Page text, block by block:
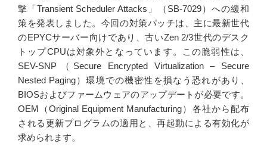
撃「Transient Scheduler Attacks」（SB-7029）への緩和
策を発表しました。今回の対策パッチは、主に最新世代
のEPYCサーバー向けであり、古いZen 2/3世代のデスク
トップCPUは対象外となっています。この脆弱性は、
SEV-SNP（Secure Encrypted Virtualization – Secure
Nested Paging）環境での機密性を損なう恐れがあり、
BIOSおよびファームウェアのアップデートが必要です。
OEM（Original Equipment Manufacturing）各社から配布
される更新プログラムの適用と、再起動による有効化が
求められます。